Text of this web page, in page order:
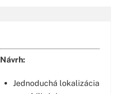
Návrh:
Jednoduchá lokalizácia